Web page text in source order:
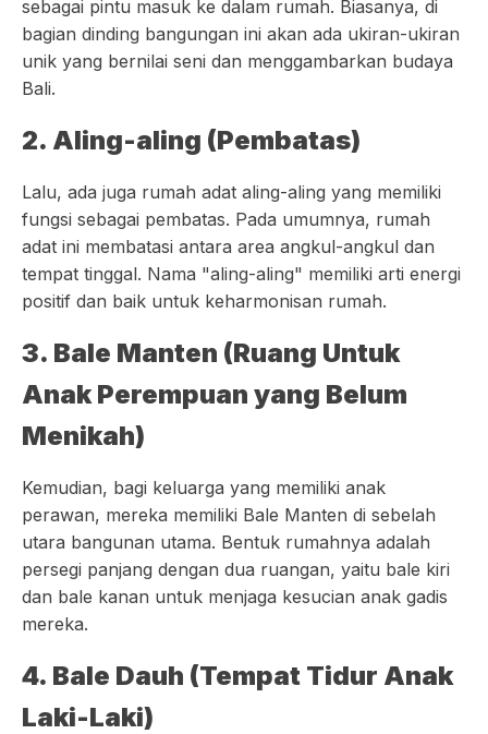
sebagai pintu masuk ke dalam rumah. Biasanya, di
bagian dinding bangungan ini akan ada ukiran-ukiran
unik yang bernilai seni dan menggambarkan budaya
Bali.
2. Aling-aling (Pembatas)
Lalu, ada juga rumah adat aling-aling yang memiliki
fungsi sebagai pembatas. Pada umumnya, rumah
adat ini membatasi antara area angkul-angkul dan
tempat tinggal. Nama "aling-aling" memiliki arti energi
positif dan baik untuk keharmonisan rumah.
3. Bale Manten (Ruang Untuk
Anak Perempuan yang Belum
Menikah)
Kemudian, bagi keluarga yang memiliki anak
perawan, mereka memiliki Bale Manten di sebelah
utara bangunan utama. Bentuk rumahnya adalah
persegi panjang dengan dua ruangan, yaitu bale kiri
dan bale kanan untuk menjaga kesucian anak gadis
mereka.
4. Bale Dauh (Tempat Tidur Anak
Laki-Laki)